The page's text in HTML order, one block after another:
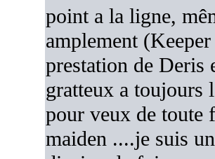
point a la ligne,
amplement
prestation de Deris
gratteux a toujours
pour veux de toute
maiden ....je suis